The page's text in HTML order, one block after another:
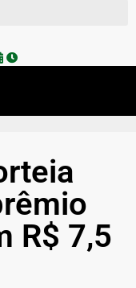
R$ 7,5